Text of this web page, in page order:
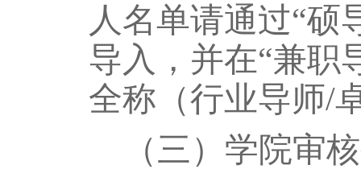
人名单请通过“硕
导入，并在“兼职
全称（行业导师/
（三）学院审